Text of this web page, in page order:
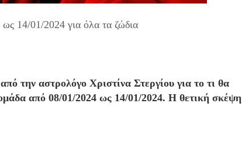
14/01/2024 για όλα τα ζώδια
την αστρολόγο Χριστίνα Στεργίου για το τι θα
από 08/01/2024 ως 14/01/2024. Η θετική σκέψη